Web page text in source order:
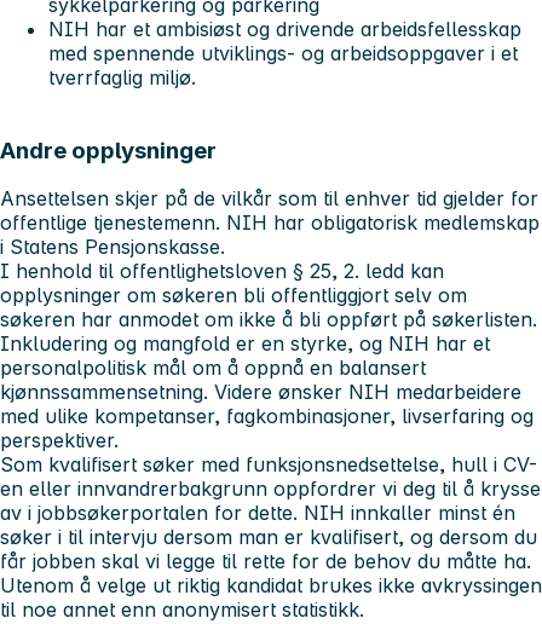
NIH har et ambisiøst og drivende arbeidsfellesskap
med spennende utviklings- og arbeidsoppgaver i et
tverrfaglig miljø.
Andre opplysninger
Ansettelsen skjer på de vilkår som til enhver tid gjelder for
offentlige tjenestemenn. NIH har obligatorisk medlemskap
i Statens Pensjonskasse.
I henhold til offentlighetsloven § 25, 2. ledd kan
opplysninger om søkeren bli offentliggjort selv om
søkeren har anmodet om ikke å bli oppført på søkerlisten.
Inkludering og mangfold er en styrke, og NIH har et
personalpolitisk mål om å oppnå en balansert
kjønnssammensetning. Videre ønsker NIH medarbeidere
med ulike kompetanser, fagkombinasjoner, livserfaring og
perspektiver.
Som kvalifisert søker med funksjonsnedsettelse, hull i CV-
en eller innvandrerbakgrunn oppfordrer vi deg til å krysse
av i jobbsøkerportalen for dette. NIH innkaller minst én
søker i til intervju dersom man er kvalifisert, og dersom du
får jobben skal vi legge til rette for de behov du måtte ha.
Utenom å velge ut riktig kandidat brukes ikke avkryssingen
til noe annet enn anonymisert statistikk.